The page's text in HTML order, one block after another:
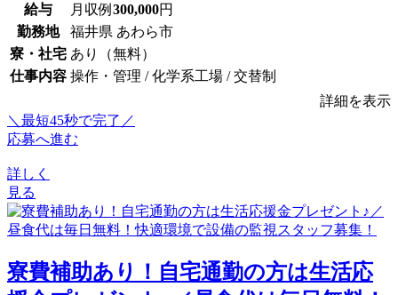
給与 月収例 300,000円
勤務地
福井県 あわら市
寮・社宅 あり（無料）
仕事内容 操作・管理 / 化学系工場 / 交替制
詳細を表示
＼最短45秒で完了／
応募へ進む
詳しく
見る
寮費補助あり！自宅通勤の方は生活応